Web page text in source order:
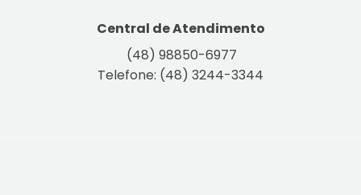
Central de Atendimento
(48) 98850-6977
Telefone: (48) 3244-3344